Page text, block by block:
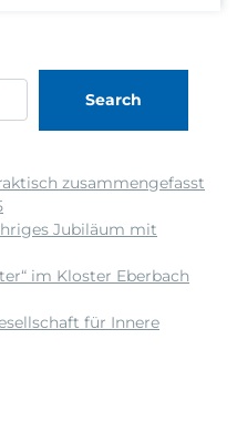
Search
zusammengefasst
Jubiläum mit
im Kloster Eberbach
für Innere